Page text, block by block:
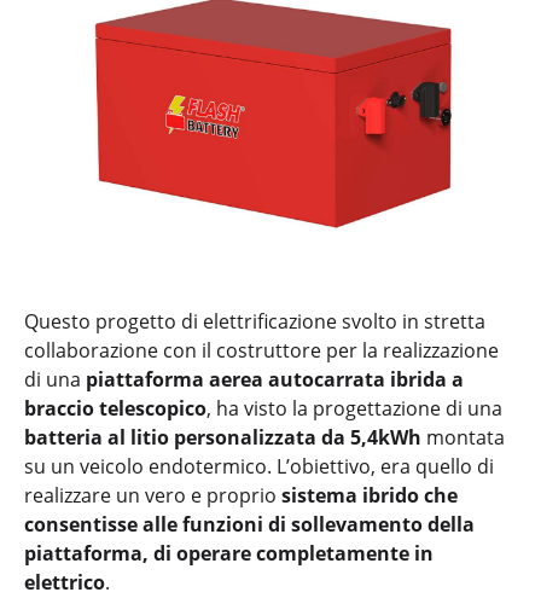
Questo progetto di elettrificazione svolto in stretta
collaborazione con il costruttore per la realizzazione
di una piattaforma aerea autocarrata ibrida a
braccio telescopico, ha visto la progettazione di una
batteria al litio personalizzata da 5,4kWh montata
su un veicolo endotermico. L’obiettivo, era quello di
realizzare un vero e proprio sistema ibridoche
consentisse alle funzioni di sollevamento della
piattaforma, di operare completamente in
elettrico.